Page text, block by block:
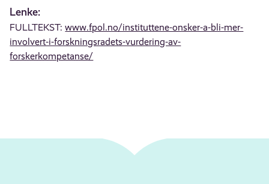
Lenke:
FULLTEKST:www.fpol.no/instituttene-onsker-a-bli-mer-
involvert-i-forskningsradets-vurdering-av-
forskerkompetanse/